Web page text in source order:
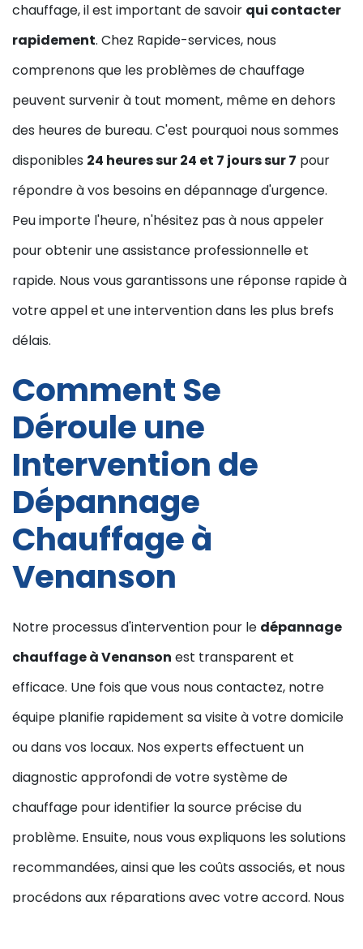
chauffage, il est important de savoir qui contacter
rapidement. Chez Rapide-services, nous
comprenons que les problèmes de chauffage
peuvent survenir à tout moment, même en dehors
des heures de bureau. C'est pourquoi nous sommes
disponibles 24 heures sur 24 et 7 jours sur 7 pour
répondre à vos besoins en dépannage d'urgence.
Peu importe l'heure, n'hésitez pas à nous appeler
pour obtenir une assistance professionnelle et
rapide. Nous vous garantissons une réponse rapide à
votre appel et une intervention dans les plus brefs
délais.
Comment Se
Déroule une
Intervention de
Dépannage
Chauffage à
Venanson
Notre processus d'intervention pour le dépannage
chauffage à Venanson est transparent et
efficace. Une fois que vous nous contactez, notre
équipe planifie rapidement sa visite à votre domicile
ou dans vos locaux. Nos experts effectuent un
diagnostic approfondi de votre système de
chauffage pour identifier la source précise du
problème. Ensuite, nous vous expliquons les solutions
recommandées, ainsi que les coûts associés, et nous
procédons aux réparations avec votre accord. Nous